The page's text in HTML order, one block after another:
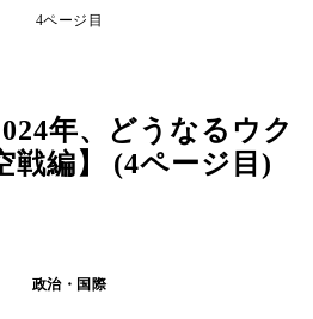
4ページ目
年、どうなるウク
戦編】 (4ページ目)
政治・国際